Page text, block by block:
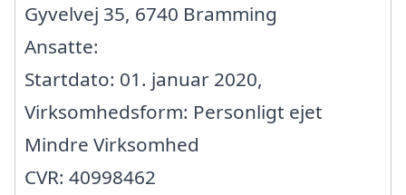
Gyvelvej 35, 6740 Bramming
Ansatte:
Startdato: 01. januar 2020,
Virksomhedsform: Personligt ejet
Mindre Virksomhed
CVR: 40998462